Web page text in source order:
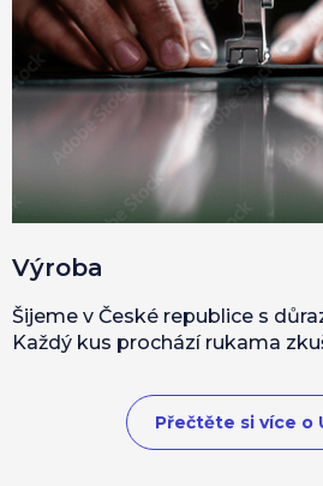
Výroba
Šijeme v České republice s
Každý kus prochází rukama
Přečtěte si více o